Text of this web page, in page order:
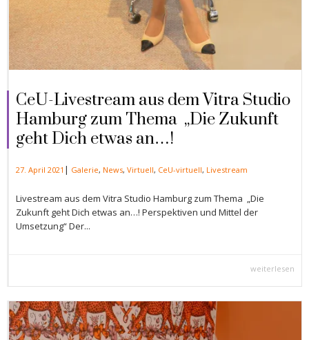
CeU-Livestream aus dem Vitra Studio
Hamburg zum Thema „Die Zukunft
geht Dich etwas an…!
27. April 2021 | Galerie, News, Virtuell, CeU-virtuell, Livestream
Livestream aus dem Vitra Studio Hamburg zum Thema „Die
Zukunft geht Dich etwas an…! Perspektiven und Mittel der
Umsetzung“ Der...
weiterlesen